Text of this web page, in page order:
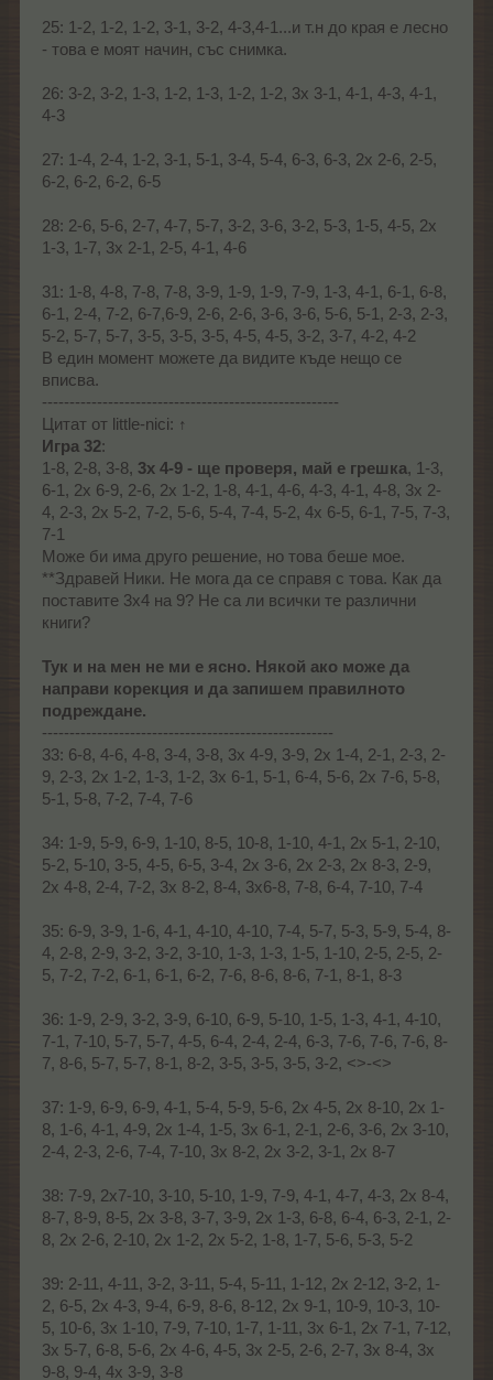
25: 1-2, 1-2, 1-2, 3-1, 3-2, 4-3,4-1...и т.н до края е лесно
- това е моят начин, със снимка.
26: 3-2, 3-2, 1-3, 1-2, 1-3, 1-2, 1-2, 3x 3-1, 4-1, 4-3, 4-1,
4-3
27: 1-4, 2-4, 1-2, 3-1, 5-1, 3-4, 5-4, 6-3, 6-3, 2x 2-6, 2-5,
6-2, 6-2, 6-2, 6-5
28: 2-6, 5-6, 2-7, 4-7, 5-7, 3-2, 3-6, 3-2, 5-3, 1-5, 4-5, 2x
1-3, 1-7, 3x 2-1, 2-5, 4-1, 4-6
31: 1-8, 4-8, 7-8, 7-8, 3-9, 1-9, 1-9, 7-9, 1-3, 4-1, 6-1, 6-8,
6-1, 2-4, 7-2, 6-7,6-9, 2-6, 2-6, 3-6, 3-6, 5-6, 5-1, 2-3, 2-3,
5-2, 5-7, 5-7, 3-5, 3-5, 3-5, 4-5, 4-5, 3-2, 3-7, 4-2, 4-2
В един момент можете да видите къде нещо се
вписва.
------------------------------------------------------
Цитат от little-nici: ↑
Игра 32:
1-8, 2-8, 3-8, 3x 4-9 - ще проверя, май е грешка, 1-3,
6-1, 2x 6-9, 2-6, 2x 1-2, 1-8, 4-1, 4-6, 4-3, 4-1, 4-8, 3x 2-
4, 2-3, 2x 5-2, 7-2, 5-6, 5-4, 7-4, 5-2, 4x 6-5, 6-1, 7-5, 7-3,
7-1
Може би има друго решение, но това беше мое.
**Здравей Ники. Не мога да се справя с това. Как да
поставите 3x4 на 9? Не са ли всички те различни
книги?
Тук и на мен не ми е ясно. Някой ако може да
направи корекция и да запишем правилното
подреждане.
-----------------------------------------------------
33: 6-8, 4-6, 4-8, 3-4, 3-8, 3x 4-9, 3-9, 2x 1-4, 2-1, 2-3, 2-
9, 2-3, 2x 1-2, 1-3, 1-2, 3x 6-1, 5-1, 6-4, 5-6, 2x 7-6, 5-8,
5-1, 5-8, 7-2, 7-4, 7-6
34: 1-9, 5-9, 6-9, 1-10, 8-5, 10-8, 1-10, 4-1, 2x 5-1, 2-10,
5-2, 5-10, 3-5, 4-5, 6-5, 3-4, 2x 3-6, 2x 2-3, 2x 8-3, 2-9,
2x 4-8, 2-4, 7-2, 3x 8-2, 8-4, 3x6-8, 7-8, 6-4, 7-10, 7-4
35: 6-9, 3-9, 1-6, 4-1, 4-10, 4-10, 7-4, 5-7, 5-3, 5-9, 5-4, 8-
4, 2-8, 2-9, 3-2, 3-2, 3-10, 1-3, 1-3, 1-5, 1-10, 2-5, 2-5, 2-
5, 7-2, 7-2, 6-1, 6-1, 6-2, 7-6, 8-6, 8-6, 7-1, 8-1, 8-3
36: 1-9, 2-9, 3-2, 3-9, 6-10, 6-9, 5-10, 1-5, 1-3, 4-1, 4-10,
7-1, 7-10, 5-7, 5-7, 4-5, 6-4, 2-4, 2-4, 6-3, 7-6, 7-6, 7-6, 8-
7, 8-6, 5-7, 5-7, 8-1, 8-2, 3-5, 3-5, 3-5, 3-2, <>-<>
37: 1-9, 6-9, 6-9, 4-1, 5-4, 5-9, 5-6, 2x 4-5, 2x 8-10, 2x 1-
8, 1-6, 4-1, 4-9, 2x 1-4, 1-5, 3x 6-1, 2-1, 2-6, 3-6, 2x 3-10,
2-4, 2-3, 2-6, 7-4, 7-10, 3x 8-2, 2x 3-2, 3-1, 2x 8-7
38: 7-9, 2x7-10, 3-10, 5-10, 1-9, 7-9, 4-1, 4-7, 4-3, 2x 8-4,
8-7, 8-9, 8-5, 2x 3-8, 3-7, 3-9, 2x 1-3, 6-8, 6-4, 6-3, 2-1, 2-
8, 2x 2-6, 2-10, 2x 1-2, 2x 5-2, 1-8, 1-7, 5-6, 5-3, 5-2
39: 2-11, 4-11, 3-2, 3-11, 5-4, 5-11, 1-12, 2x 2-12, 3-2, 1-
2, 6-5, 2x 4-3, 9-4, 6-9, 8-6, 8-12, 2x 9-1, 10-9, 10-3, 10-
5, 10-6, 3x 1-10, 7-9, 7-10, 1-7, 1-11, 3x 6-1, 2x 7-1, 7-12,
3x 5-7, 6-8, 5-6, 2x 4-6, 4-5, 3x 2-5, 2-6, 2-7, 3x 8-4, 3x
9-8, 9-4, 4x 3-9, 3-8